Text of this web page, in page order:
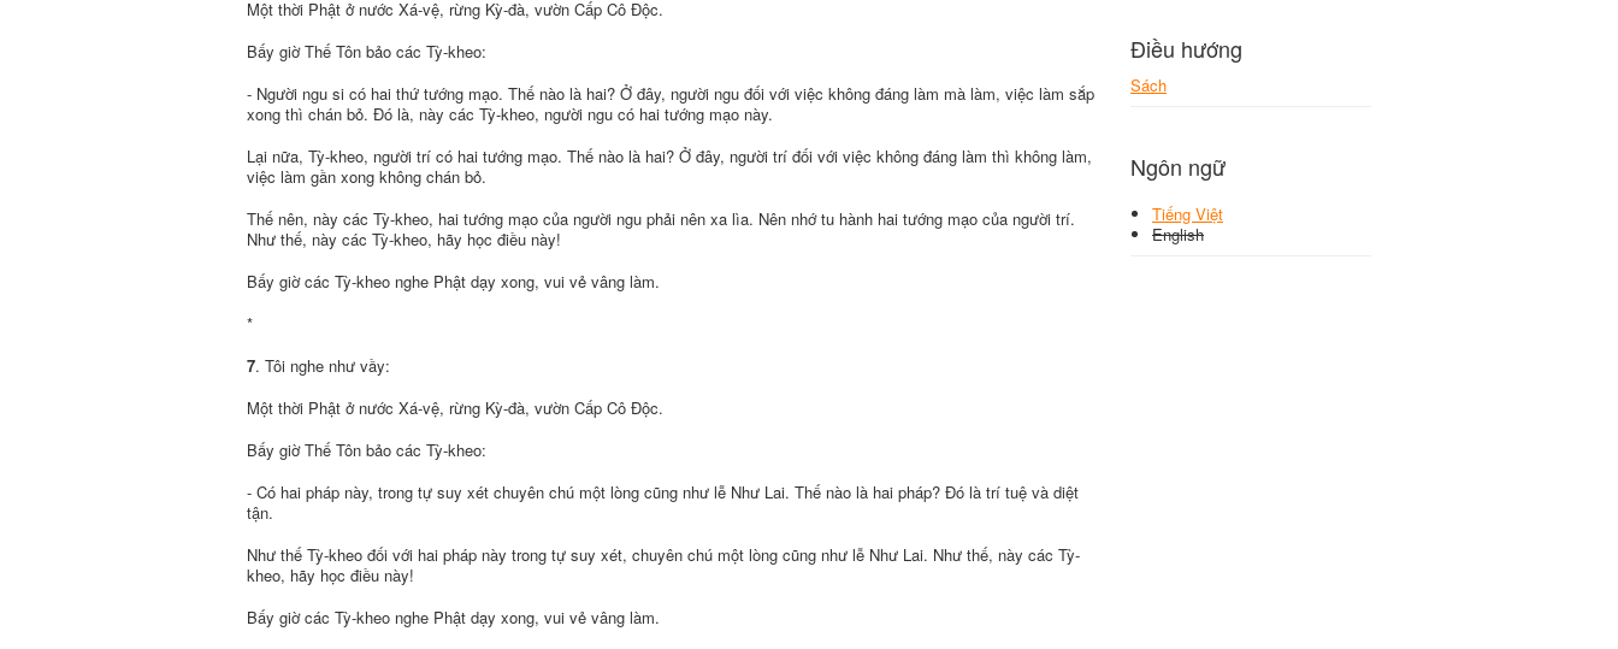
Điều hướng
Sách
Ngôn ngữ
Tiếng Việt
English
Một thời Phật ở nước Xá-vệ, rừng Kỳ-đà, vườn Cấp Cô Ðộc.
Bấy giờ Thế Tôn bảo các Tỳ-kheo:
- Người ngu si có hai thứ tướng mạo. Thế nào là hai? Ở đây, người ngu đối với việc không đáng làm mà làm, việc làm sắp
xong thì chán bỏ. Ðó là, này các Tỳ-kheo, người ngu có hai tướng mạo này.
Lại nữa, Tỳ-kheo, người trí có hai tướng mạo. Thế nào là hai? Ở đây, người trí đối với việc không đáng làm thì không làm,
việc làm gần xong không chán bỏ.
Thế nên, này các Tỳ-kheo, hai tướng mạo của người ngu phải nên xa lìa. Nên nhớ tu hành hai tướng mạo của người trí.
Như thế, này các Tỳ-kheo, hãy học điều này!
Bấy giờ các Tỳ-kheo nghe Phật dạy xong, vui vẻ vâng làm.
*
7. Tôi nghe như vầy:
Một thời Phật ở nước Xá-vệ, rừng Kỳ-đà, vườn Cấp Cô Ðộc.
Bấy giờ Thế Tôn bảo các Tỳ-kheo:
- Có hai pháp này, trong tự suy xét chuyên chú một lòng cũng như lễ Như Lai. Thế nào là hai pháp? Ðó là trí tuệ và diệt
tận.
Như thế Tỳ-kheo đối với hai pháp này trong tự suy xét, chuyên chú một lòng cũng như lễ Như Lai. Như thế, này các Tỳ-
kheo, hãy học điều này!
Bấy giờ các Tỳ-kheo nghe Phật dạy xong, vui vẻ vâng làm.